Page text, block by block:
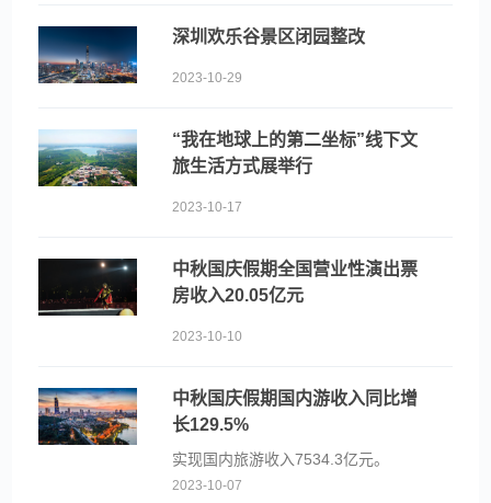
深圳欢乐谷景区闭园整改
2023-10-29
“我在地球上的第二坐标”线下文
旅生活方式展举行
2023-10-17
中秋国庆假期全国营业性演出票
房收入20.05亿元
2023-10-10
中秋国庆假期国内游收入同比增
长129.5%
实现国内旅游收入7534.3亿元。
2023-10-07